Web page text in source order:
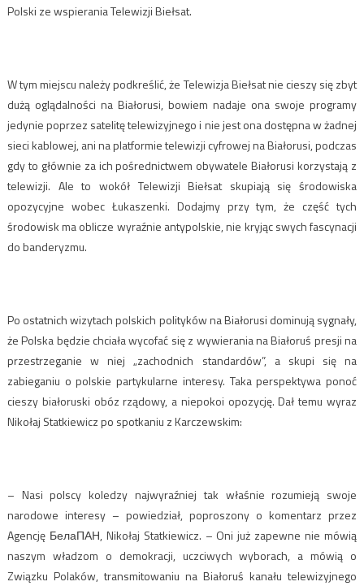
Polski ze wspierania Telewizji Biełsat.
W tym miejscu należy podkreślić, że Telewizja Biełsat nie cieszy się zbyt
dużą oglądalności na Białorusi, bowiem nadaje ona swoje programy
jedynie poprzez satelitę telewizyjnego i nie jest ona dostępna w żadnej
sieci kablowej, ani na platformie telewizji cyfrowej na Białorusi, podczas
gdy to głównie za ich pośrednictwem obywatele Białorusi korzystają z
telewizji. Ale to wokół Telewizji Biełsat skupiają się środowiska
opozycyjne wobec Łukaszenki. Dodajmy przy tym, że część tych
środowisk ma oblicze wyraźnie antypolskie, nie kryjąc swych fascynacji
do banderyzmu.
Po ostatnich wizytach polskich polityków na Białorusi dominują sygnały,
że Polska będzie chciała wycofać się z wywierania na Białoruś presji na
przestrzeganie w niej „zachodnich standardów”, a skupi się na
zabieganiu o polskie partykularne interesy. Taka perspektywa ponoć
cieszy białoruski obóz rządowy, a niepokoi opozycję. Dał temu wyraz
Nikołaj Statkiewicz po spotkaniu z Karczewskim:
– Nasi polscy koledzy najwyraźniej tak właśnie rozumieją swoje
narodowe interesy – powiedział, poproszony o komentarz przez
Agencję БелаПАН, Nikołaj Statkiewicz. – Oni już zapewne nie mówią
naszym władzom o demokracji, uczciwych wyborach, a mówią o
Związku Polaków, transmitowaniu na Białoruś kanału telewizyjnego